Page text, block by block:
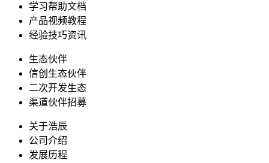
学习帮助文档
产品视频教程
经验技巧资讯
生态伙伴
信创生态伙伴
二次开发生态
渠道伙伴招募
关于浩辰
公司介绍
发展历程